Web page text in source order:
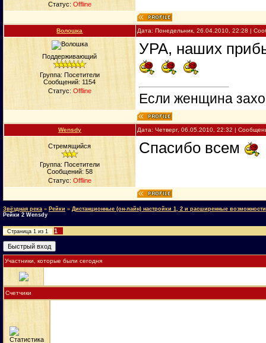
Статус: Offline
Вoлошка Дата: Понедельник, 26.04.2010, 22:28 |
Поддерживающий
Группа: Посетители
Сообщений: 1154
Статус: Offline
УРА, наших
Если женщина
Wensdy Дата: Четверг, 06.05.2010, 22:32 |
Стремящийся
Группа: Посетители
Сообщений: 58
Статус: Offline
Спасибо всем
Звёздная река » Рейки » Дистанционные (он-лайн) настройки 1, 2 и расширенные
Рейки 2 Wensdy
Страница 1 из 1 1
Участники, которые были сегодня
Счетчики